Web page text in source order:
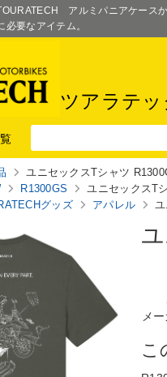
アルミパニアケース
要なアイテム。
ツアラテ
ユニセックスTシャツ
R1300GS
ユニセックスT
グッズ アパレル
メ
こ